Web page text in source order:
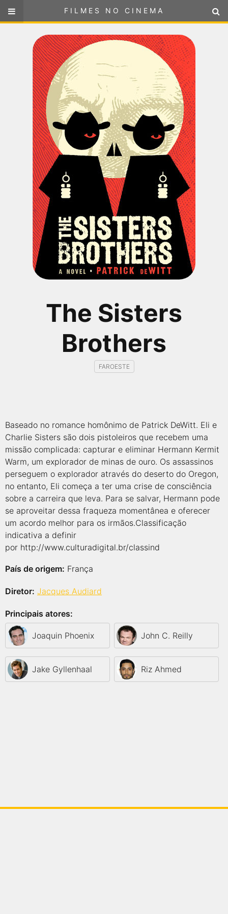
FILMES NO CINEMA
ou selecione sua localização
The Sisters
Brothers
FAROESTE
Baseado no romance homônimo de Patrick DeWitt. Eli e
Charlie Sisters são dois pistoleiros que recebem uma
missão complicada: capturar e eliminar Hermann Kermit
Warm, um explorador de minas de ouro. Os assassinos
perseguem o explorador através do deserto do Oregon,
no entanto, Eli começa a ter uma crise de consciência
sobre a carreira que leva. Para se salvar, Hermann pode
se aproveitar dessa fraqueza momentânea e oferecer
um acordo melhor para os irmãos.Classificação
indicativa a definir
por http://www.culturadigital.br/classind
País de origem: França
Diretor: Jacques Audiard
Principais atores:
Joaquin Phoenix John C. Reilly
Jake Gyllenhaal Riz Ahmed
FILMES NO CINEMA
SELECIONE SUA LOCALIZAÇÃO
FILMES EM CARTAZ
PRÓXIMOS LANÇAMENTOS
GÊNEROS
NOTÍCIAS
PÁGINA INICIAL
FilmesNoCinema.com.br
é o maior localizador de filmes e
sessões de cinema no Brasil. Através dele, você pode
encontrar os filmes no cinema mais próximos a você ou a
qualquer cidade em território brasileiro. Você pode também
acessar informações sobre cinemas, horários, assistir aos
trailers e muito mais.